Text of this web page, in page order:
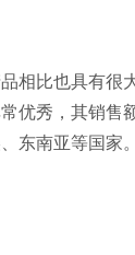
比也具有很
优秀，其销售
东南亚等国家。